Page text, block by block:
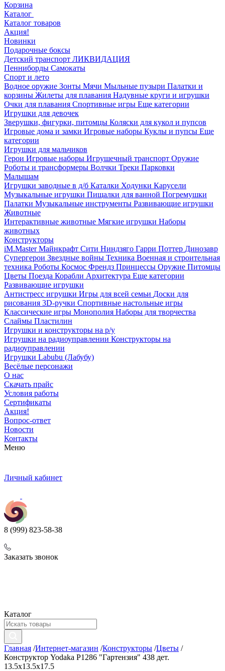
Корзина
Каталог
Каталог товаров
Акция!
Новинки
Подарочные боксы
Детский транспорт ЛИКВИДАЦИЯ
Пенниборды Самокаты
Спорт и лето
Водное оружие Зонты Мячи Мыльные пузыри Палатки и
корзины Жилеты для плавания Надувные круги и игрушки
Очки для плавания Спортивные игры Еще категории
Игрушки для девочек
Зверушки, фигурки, питомцы Коляски для кукол и пупсов
Игровые дома и замки Игровые наборы Куклы и пупсы Еще
категории
Игрушки для мальчиков
Герои Игровые наборы Игрушечный транспорт Оружие
Роботы и трансформеры Волчки Треки Парковки
Малышам
Игрушки заводные в д/б Каталки Ходунки Карусели
Музыкальные игрушки Пищалки для ванной Погремушки
Палатки Музыкальные инструменты Развивающие игрушки
Животные
Интерактивные животные Мягкие игрушки Наборы
животных
Конструкторы
iM.Master Майнкрафт Сити Ниндзяго Гарри Поттер Динозавр
Супергерои Звездные войны Техника Военная и строительная
техника Роботы Космос Френдз Принцессы Оружие Питомцы
Цветы Поезда Корабли Архитектура Еще категории
Развивающие игрушки
Антистресс игрушки Игры для всей семьи Доски для
рисования 3D-ручки Спортивные настольные игры
Классические игры Монополия Наборы для творчества
Слаймы Пластилин
Игрушки и конструкторы на р/у
Игрушки на радиоуправлении Конструкторы на
радиоуправлении
Игрушки Labubu (Лабубу)
Весёлые персонажи
О нас
Скачать прайс
Условия работы
Сертификаты
Акция!
Вопрос-ответ
Новости
Контакты
Меню
Личный кабинет
8 (999) 823-58-38
Заказать звонок
Каталог
Главная /Интернет-магазин /Конструкторы /Цветы /
Конструктор Yodaka P1286 "Гартензия" 438 дет.
13.5x13.5x17.5